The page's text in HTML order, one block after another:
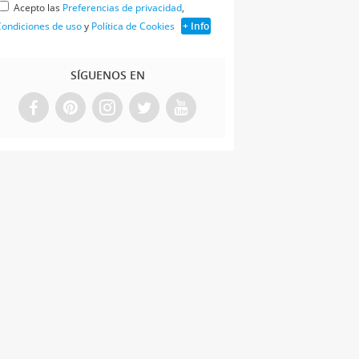
Acepto las Preferencias de privacidad,
de usoy Política de Cookies + Info
SÍGUENOS EN